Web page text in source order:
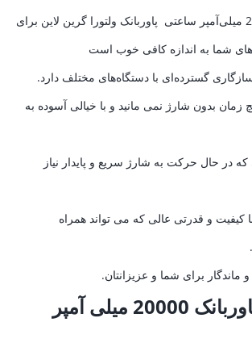
ظرفیت باتری 20000 میلی‌آمپر ساعتی پاوربانک ولتورا گرین لاین برای
شما به اندازه کافی خوب است
سازگاری گسترده‌ای با دستگاه‌های مختلف دارد.
زمان بدون شارژ نمی مانید و با خیالی آسوده به
در حال حرکت به شارژ سریع و پایدار نیاز
کیفیت و قدرتی عالی که می تواند همراه
ماندگار برای شما و عزیزانتان.
مشخصات پاوربانک 20000 میلی آمپر